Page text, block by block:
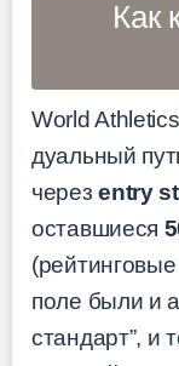
Как
World
дуальный
черезentry
оставшиеся
поле были и
стандарт”, и